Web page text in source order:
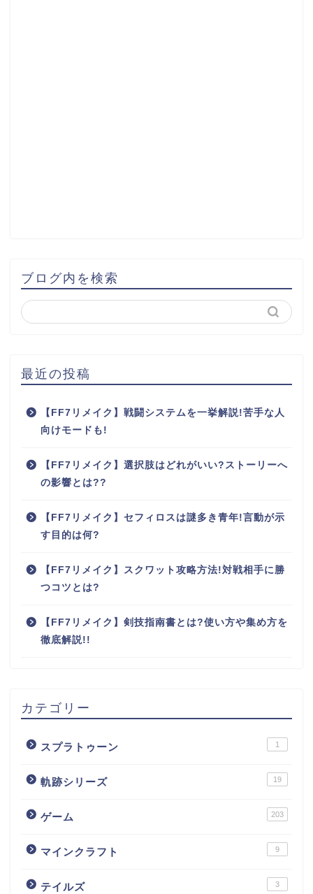
ブログ内を検索
最近の投稿
【FF7リメイク】戦闘システムを一挙解説!苦手な人
向けモードも!
【FF7リメイク】選択肢はどれがいい?ストーリーへ
の影響とは??
【FF7リメイク】セフィロスは謎多き青年!言動が示
す目的は何?
【FF7リメイク】スクワット攻略方法!対戦相手に勝
つコツとは?
【FF7リメイク】剣技指南書とは?使い方や集め方を
徹底解説!!
カテゴリー
スプラトゥーン 1
軌跡シリーズ 19
ゲーム 203
マインクラフト 9
テイルズ 3